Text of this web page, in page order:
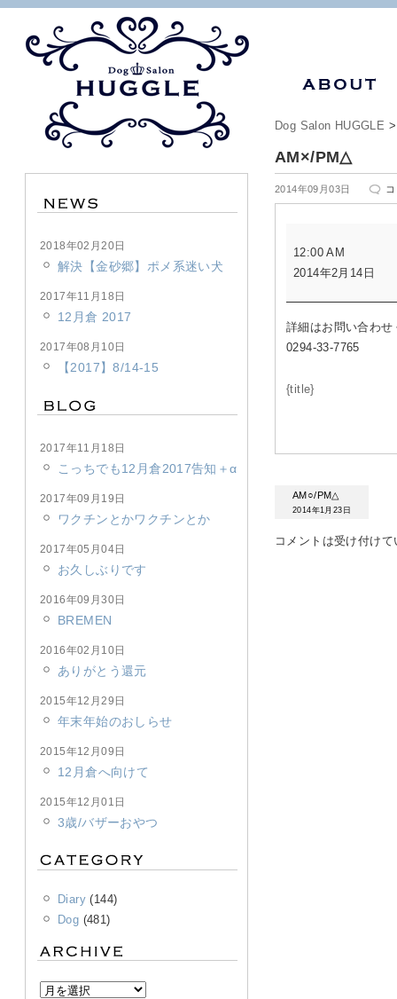
Dog Salon HUGGLE
AM×/PM△
2014年09月03日
は
12:00 AM
2014年2月14日
詳細はお問い合わせ
0294-33-7765
{title}
AM○/PM△
2014年1月23日
コメントは受け付け
2018年02月20日
解決【金砂郷】ポメ系迷い犬
2017年11月18日
12月倉 2017
2017年08月10日
【2017】8/14-15
2017年11月18日
こっちでも12月倉2017告知＋α
2017年09月19日
ワクチンとかワクチンとか
2017年05月04日
お久しぶりです
2016年09月30日
BREMEN
2016年02月10日
ありがとう還元
2015年12月29日
年末年始のおしらせ
2015年12月09日
12月倉へ向けて
2015年12月01日
3歳/バザーおやつ
Diary(144)
Dog (481)